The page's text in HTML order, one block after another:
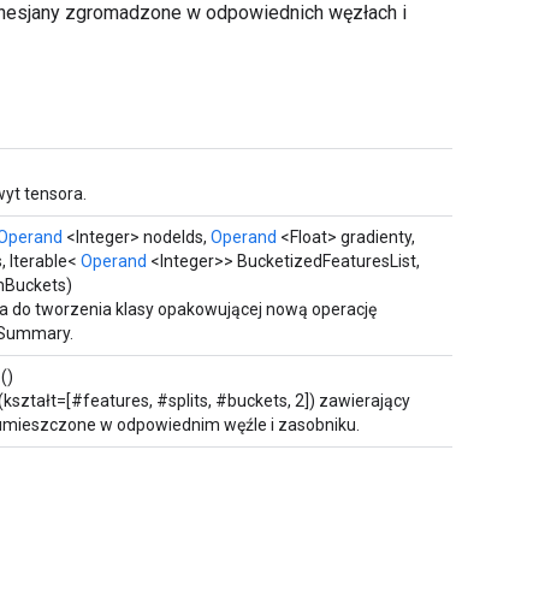
zgromadzone w odpowiednich węzłach i
tensora.
<Integer> nodeIds, Operand <Float> gradienty,
Iterable< Operand <Integer>> BucketizedFeaturesList,
do tworzenia klasy opakowującej nową operację
()
#splits, #buckets, 2]) zawierający
w odpowiednim węźle i zasobniku.